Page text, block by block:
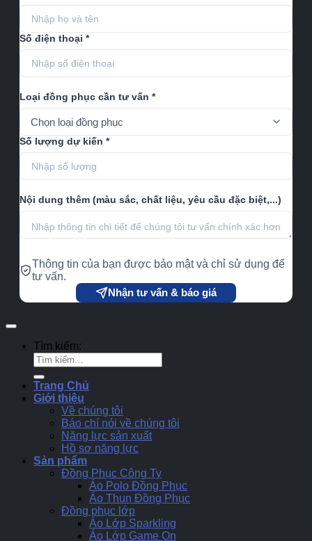
Số điện thoại *
Loại đồng phục cần tư vấn *
Số lượng dự kiến *
Nội dung thêm (màu sắc, chất liệu, yêu cầu đặc biệt,...)
Thông tin của bạn được bảo mật và chỉ sử dụng để
tư vấn.
Nhận tư vấn & báo giá
Tìm kiếm:
Trang Chủ
Giới thiệu
Về chúng tôi
Báo chí nói về chúng tôi
Năng lực sản xuất
Hồ sơ năng lực
Sản phẩm
Đồng Phục Công Ty
Áo Polo Đồng Phục
Áo Thun Đồng Phục
Đồng phục lớp
Áo Lớp Sparkling
Áo Lớp Game On